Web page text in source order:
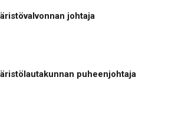
johtaja
puheenjohtaja